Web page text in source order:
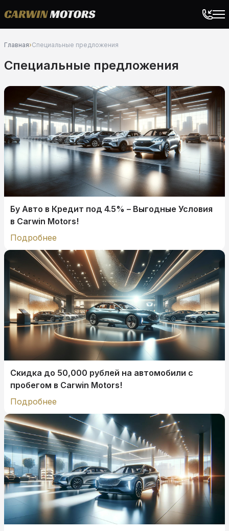
Главная›Специальные предложения
Специальные предложения
Бу Авто в Кредит под 4.5% – Выгодные Условия
в Carwin Motors!
Подробнее
Скидка до 50,000 рублей на автомобили с
пробегом в Carwin Motors!
Подробнее